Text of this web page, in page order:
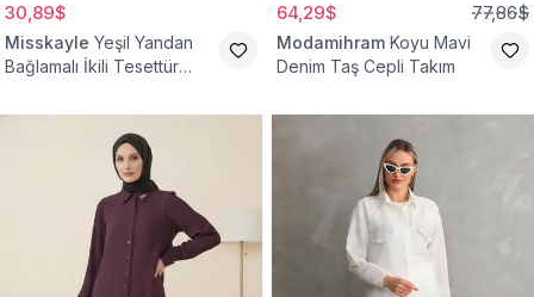
30,89$
Misskayle Yeşil Yandan
Bağlamalı İkili Tesettür
64,29$ 77,86$
Modamihram Koyu Mavi
Denim Taş Cepli Takım